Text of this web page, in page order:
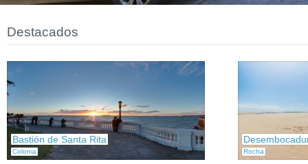
Destacados
Bastión de Santa Rita
Colonia Rocha